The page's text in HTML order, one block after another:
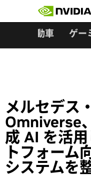
自動車 ゲー
メルセデス
Omniverse
成 AI を活
トフォーム
システムを